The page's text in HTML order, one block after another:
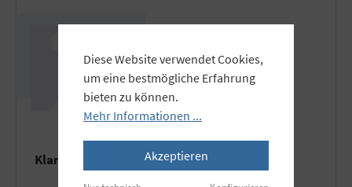
Klammer, 25mm breit
Diese Website verwendet Cookies,
um eine bestmögliche Erfahrung
bieten zu können.
Mehr Informationen ...
Akzeptieren